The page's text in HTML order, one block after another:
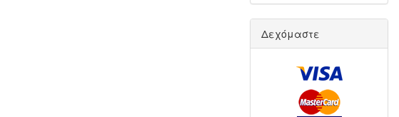
Δεχόμαστε